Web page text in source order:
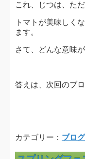
これ、じつは、た
トマトが美味しく
ます。
さて、どんな意味
答えは、次回のブ
カテゴリー： ブログ